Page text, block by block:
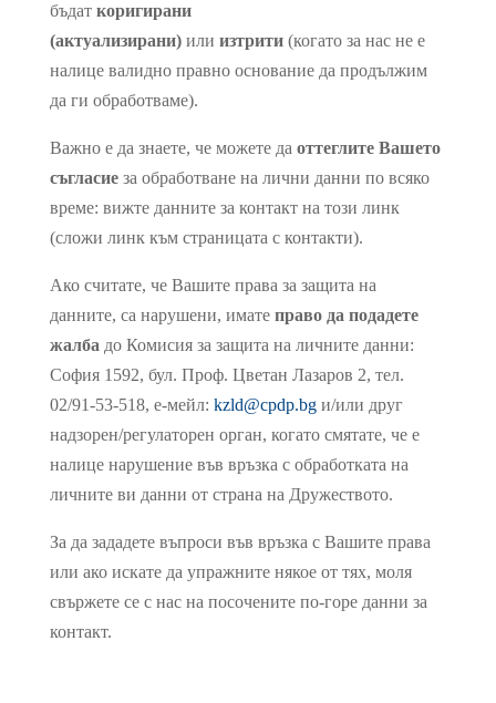
бъдат коригирани
(актуализирани)или изтрити(когато за нас не е
налице валидно правно основание да продължим
да ги обработваме).
Важно е да знаете, че можете да оттеглите Вашето
съгласиеза обработване на лични данни по всяко
време: вижте данните за контакт на този линк
(сложи линк към страницата с контакти).
Ако считате, че Вашите права за защита на
данните, са нарушени, имате право да подадете
жалба до Комисия за защита на личните данни:
София 1592, бул. Проф. Цветан Лазаров 2, тел.
02/91-53-518, е-мейл: kzld@cpdp.bgи/или друг
надзорен/регулаторен орган, когато смятате, че е
налице нарушение във връзка с обработката на
личните ви данни от страна на Дружеството.
За да зададете въпроси във връзка с Вашите права
или ако искате да упражните някое от тях, моля
свържете се с нас на посочените по-горе данни за
контакт.